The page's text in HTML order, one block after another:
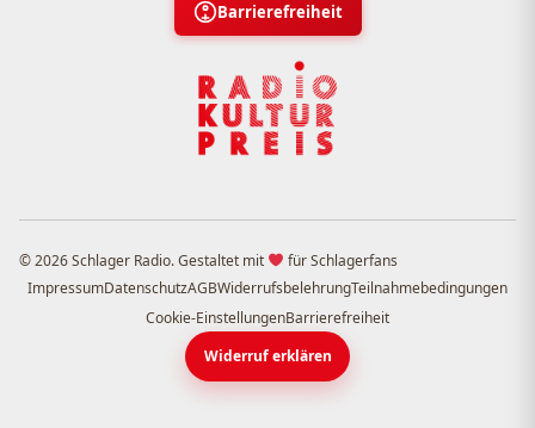
Barrierefreiheit
© 2026 Schlager Radio. Gestaltet mit
für Schlagerfans
ImpressumDatenschutzAGBWiderrufsbelehrungTeilnahmebedingungen
Cookie-EinstellungenBarrierefreiheit
Widerruf erklären